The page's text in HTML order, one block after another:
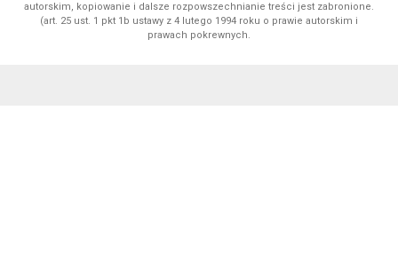
autorskim, kopiowanie i dalsze rozpowszechnianie treści jest zabronione.
(art. 25 ust. 1 pkt 1b ustawy z 4 lutego 1994 roku o prawie autorskim i
prawach pokrewnych.